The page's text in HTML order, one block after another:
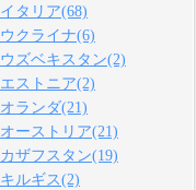
イタリア(68)
ウクライナ(6)
ウズベキスタン(2)
エストニア(2)
オランダ(21)
オーストリア(21)
カザフスタン(19)
キルギス(2)